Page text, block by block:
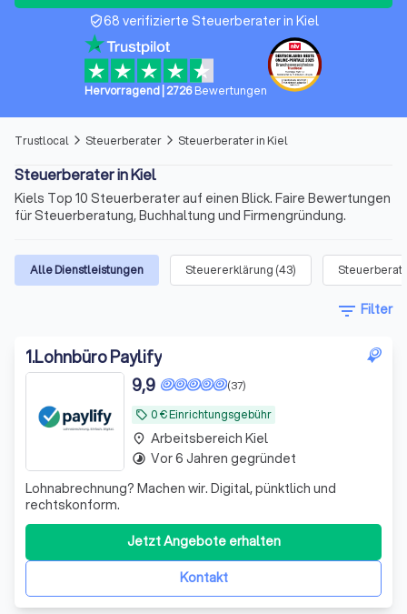
verified_user68 verifizierte Steuerberater in Kiel
Hervorragend 2726Bewertungen
Trustlocal arrow_forward_ios Steuerberater arrow_forward_ios Steuerberater in Kiel
Steuerberater in Kiel
Kiels Top 10 Steuerberater auf einen Blick. Faire Bewertungen
für Steuerberatung, Buchhaltung und Firmengründung.
Alle Dienstleistungen Steuererklärung (43)
filter_list Filter
1.Lohnbüro Paylify
local_offer 0 € Einrichtungsgebühr
(37)
9,9
Lohnabrechnung? Machen wir. Digital, pünktlich und
rechtskonform.
Kontakt
Jetzt Angebote erhalten
place Arbeitsbereich Kiel
timelapse Vor 6 Jahren gegründet